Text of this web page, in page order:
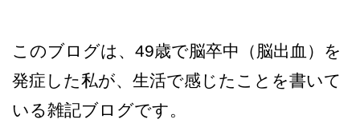
このブログは、49歳で脳卒中（脳出血）を
発症した私が、生活で感じたことを書いて
いる雑記ブログです。